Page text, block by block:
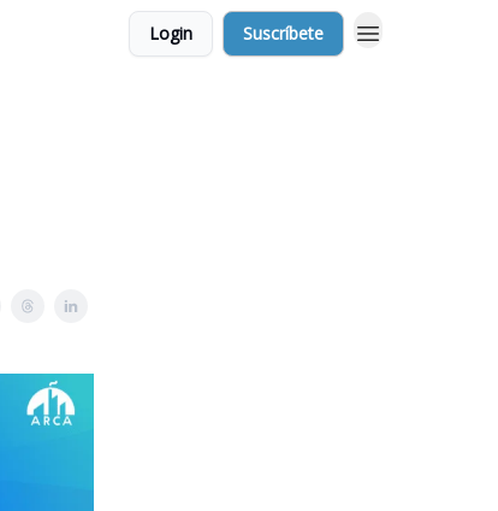
Login Suscríbete